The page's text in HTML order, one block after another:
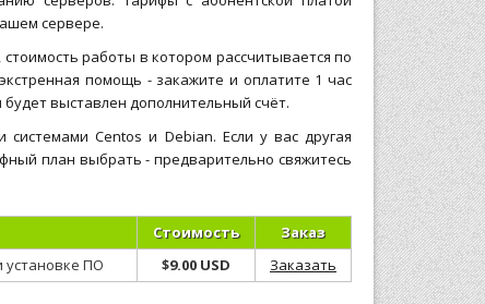
сервере.
работы в котором рассчитывается по
помощь - закажите и оплатите 1 час
выставлен дополнительный счёт.
Centos и Debian. Если у вас другая
план выбрать - предварительно свяжитесь
Стоимость
Заказ
ПО $9.00 USD Заказать